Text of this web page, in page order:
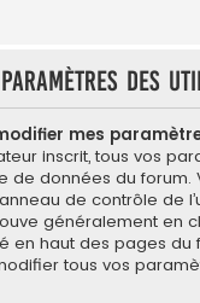
des
mes
inscrit, tous vos
de données du forum.
de contrôle de
généralement en
en haut des pages du
tous vos